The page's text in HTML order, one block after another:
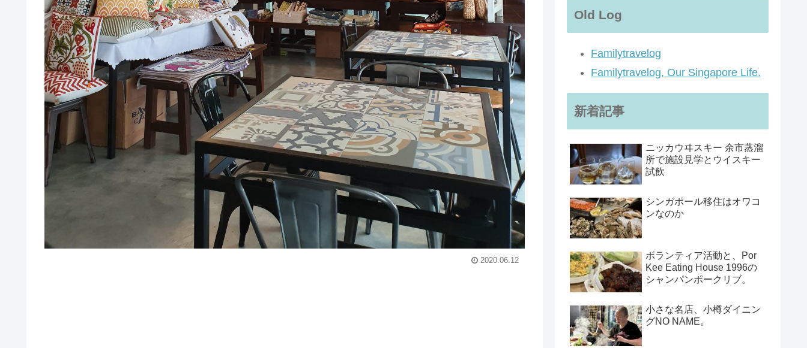
2020.06.12
Old Log
Familytravelog
Familytravelog, Our Singapore Life.
新着記事
ニッカウヰスキー 余市蒸溜
所で施設見学とウイスキー
試飲
シンガポール移住はオワコ
ンなのか
ボランティア活動と、Por
Kee Eating House 1996の
シャンパンポークリブ。
小さな名店、小樽ダイニン
グNO NAME。